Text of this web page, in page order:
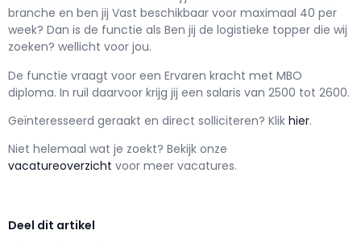
branche en ben jij Vast beschikbaar voor maximaal 40 per
week? Dan is de functie als Ben jij de logistieke topper die wij
zoeken? wellicht voor jou.
De functie vraagt voor een Ervaren kracht met MBO
diploma. In ruil daarvoor krijg jij een salaris van 2500 tot 2600.
Geïnteresseerd geraakt en direct solliciteren? Klik hier.
Niet helemaal wat je zoekt? Bekijk onze
vacatureoverzicht voor meer vacatures.
Deel dit artikel